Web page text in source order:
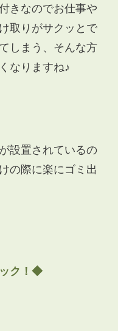
きなのでお仕事や
取りがサクッとで
しまう、そんな方
なりますね♪
設置されているの
の際に楽にゴミ出
ク！◆